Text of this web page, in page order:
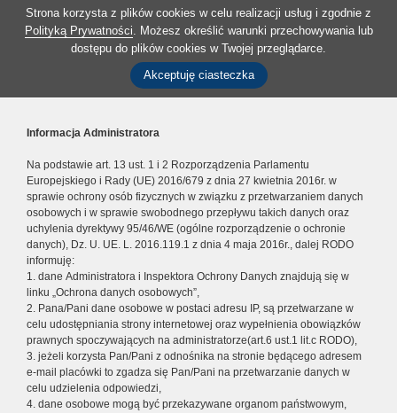
Strona korzysta z plików cookies w celu realizacji usług i zgodnie z
Polityką Prywatności. Możesz określić warunki przechowywania lub
dostępu do plików cookies w Twojej przeglądarce.
Akceptuję ciasteczka
Informacja Administratora
Na podstawie art. 13 ust. 1 i 2 Rozporządzenia Parlamentu
Europejskiego i Rady (UE) 2016/679 z dnia 27 kwietnia 2016r. w
sprawie ochrony osób fizycznych w związku z przetwarzaniem danych
osobowych i w sprawie swobodnego przepływu takich danych oraz
uchylenia dyrektywy 95/46/WE (ogólne rozporządzenie o ochronie
danych), Dz. U. UE. L. 2016.119.1 z dnia 4 maja 2016r., dalej RODO
informuję:
1. dane Administratora i Inspektora Ochrony Danych znajdują się w
linku „Ochrona danych osobowych”,
2. Pana/Pani dane osobowe w postaci adresu IP, są przetwarzane w
celu udostępniania strony internetowej oraz wypełnienia obowiązków
prawnych spoczywających na administratorze(art.6 ust.1 lit.c RODO),
3. jeżeli korzysta Pan/Pani z odnośnika na stronie będącego adresem
e-mail placówki to zgadza się Pan/Pani na przetwarzanie danych w
celu udzielenia odpowiedzi,
4. dane osobowe mogą być przekazywane organom państwowym,